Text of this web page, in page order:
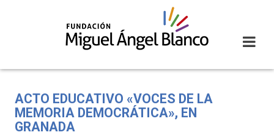
ACTO EDUCATIVO «VOCES DE LA
MEMORIA DEMOCRÁTICA», EN
GRANADA